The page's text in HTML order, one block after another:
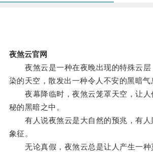
夜煞云官网
夜煞云是一种在夜晚出现的特殊云层
染的天空，散发出一种令人不安的黑暗气
夜幕降临时，夜煞云笼罩天空，让人
秘的黑暗之中。
有人说夜煞云是大自然的预兆，有人
象征。
无论真假，夜煞云总是让人产生一种